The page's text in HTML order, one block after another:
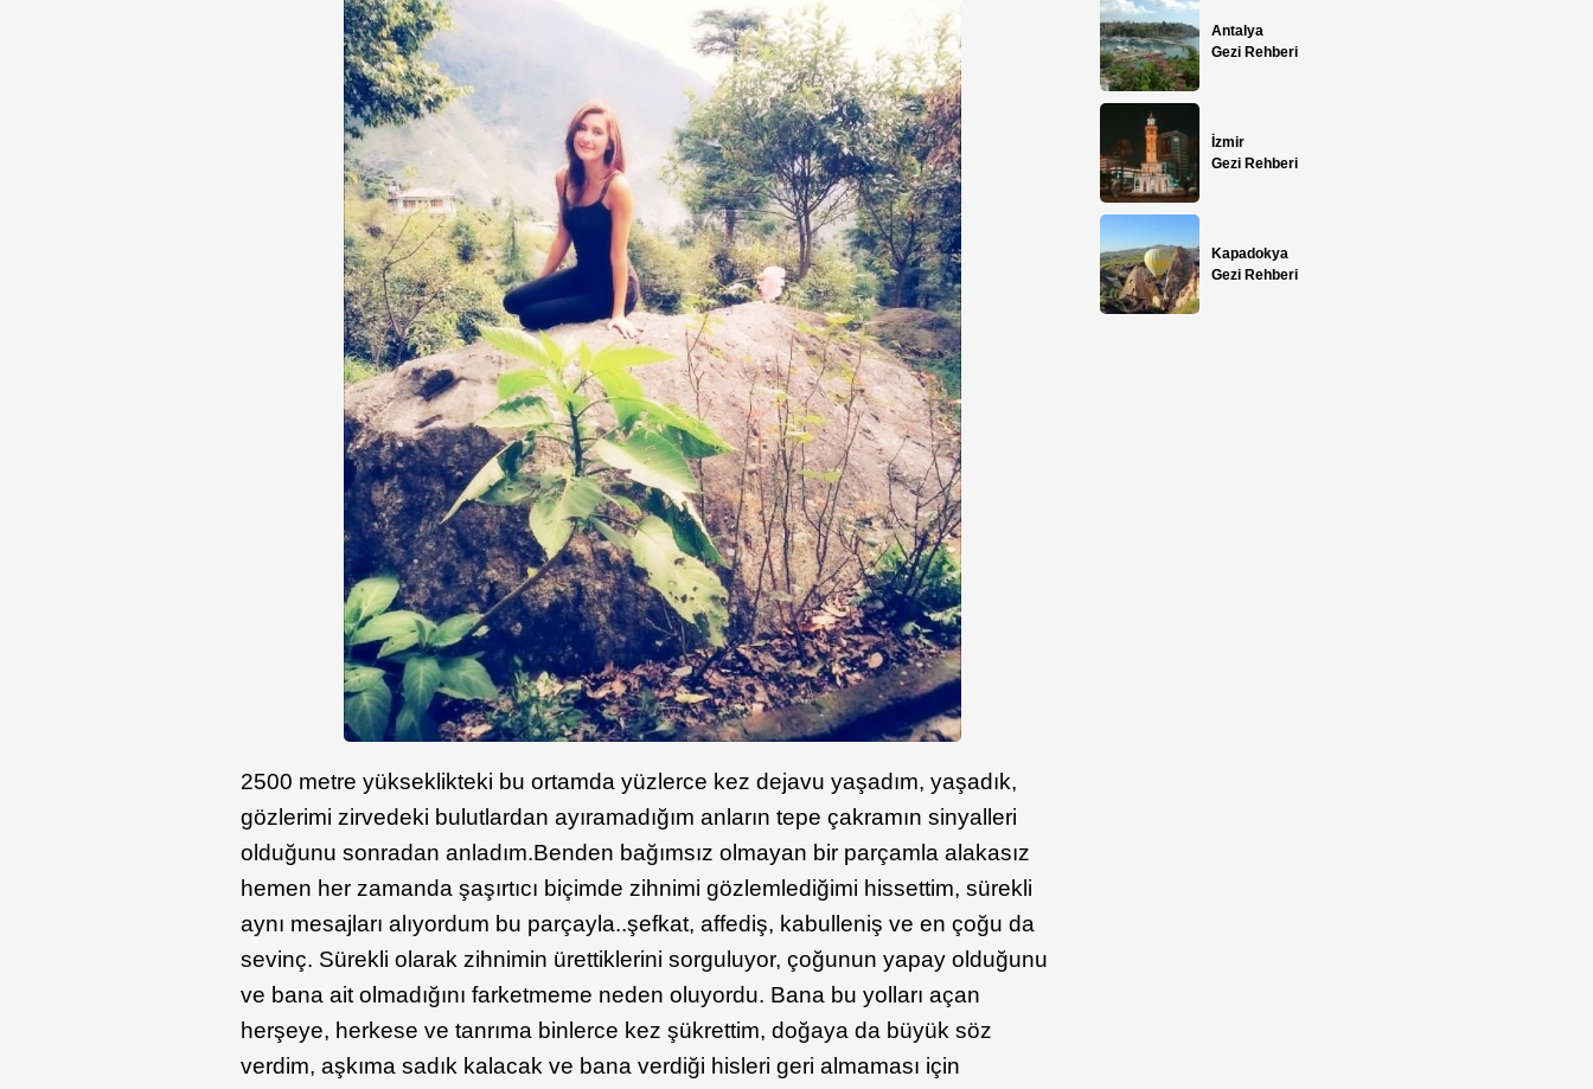
2500 metre yükseklikteki bu ortamda yüzlerce kez dejavu yaşadım, yaşadık,
gözlerimi zirvedeki bulutlardan ayıramadığım anların tepe çakramın sinyalleri
olduğunu sonradan anladım.Benden bağımsız olmayan bir parçamla alakasız
hemen her zamanda şaşırtıcı biçimde zihnimi gözlemlediğimi hissettim, sürekli
aynı mesajları alıyordum bu parçayla..şefkat, affediş, kabulleniş ve en çoğu da
sevinç. Sürekli olarak zihnimin ürettiklerini sorguluyor, çoğunun yapay olduğunu
ve bana ait olmadığını farketmeme neden oluyordu. Bana bu yolları açan
herşeye, herkese ve tanrıma binlerce kez şükrettim, doğaya da büyük söz
verdim, aşkıma sadık kalacak ve bana verdiği hisleri geri almaması için
Antalya
Gezi Rehberi
İzmir
Gezi Rehberi
Kapadokya
Gezi Rehberi